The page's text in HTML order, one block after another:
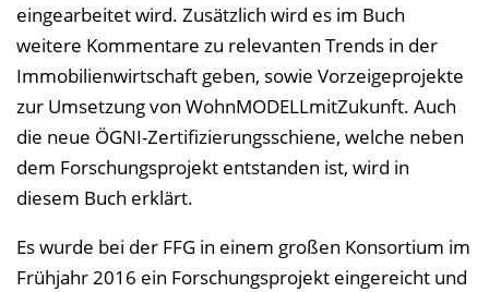
eingearbeitet wird. Zusätzlich wird es im Buch
weitere Kommentare zu relevanten Trends in der
Immobilienwirtschaft geben, sowie Vorzeigeprojekte
zur Umsetzung von WohnMODELLmitZukunft. Auch
die neue ÖGNI-Zertifizierungsschiene, welche neben
dem Forschungsprojekt entstanden ist, wird in
diesem Buch erklärt.
Es wurde bei der FFG in einem großen Konsortium im
Frühjahr 2016 ein Forschungsprojekt eingereicht und